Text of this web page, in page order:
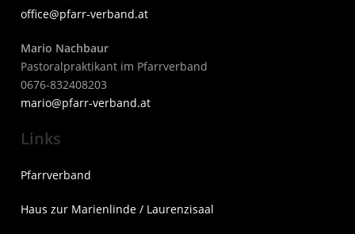
office@pfarr-verband.at
Mario Nachbaur
Pastoralpraktikant im Pfarrverband
0676-832408203
mario@pfarr-verband.at
Links
Pfarrverband
Haus zur Marienlinde / Laurenzisaal